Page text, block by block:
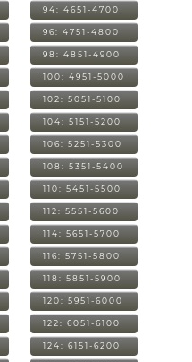
94: 4651-4700
96: 4751-4800
98: 4851-4900
100: 4951-5000
102: 5051-5100
104: 5151-5200
106: 5251-5300
108: 5351-5400
110: 5451-5500
112: 5551-5600
114: 5651-5700
116: 5751-5800
118: 5851-5900
120: 5951-6000
122: 6051-6100
124: 6151-6200